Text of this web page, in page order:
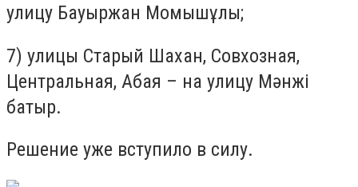
улицу Бауыржан Момышұлы;
7) улицы Старый Шахан, Совхозная,
Центральная, Абая – на улицу Мәнжі
батыр.
Решение уже вступило в силу.